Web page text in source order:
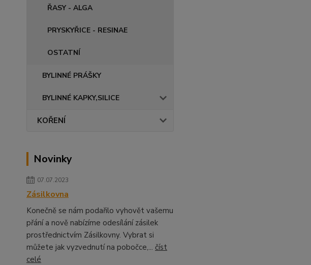
ŘASY - ALGA
PRYSKYŘICE - RESINAE
OSTATNÍ
BYLINNÉ PRÁŠKY
BYLINNÉ KAPKY,SILICE
KOŘENÍ
Novinky
07.07.2023
Zásilkovna
Konečně se nám podařilo vyhovět vašemu
přání a nově nabízíme odesílání zásilek
prostřednictvím Zásilkovny. Vybrat si
můžete jak vyzvednutí na pobočce,... číst
celé